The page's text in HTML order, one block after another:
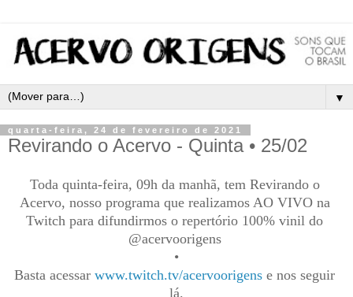
▼
quarta-feira, 24 de fevereiro de 2021
Revirando o Acervo - Quinta • 25/02
Toda quinta-feira, 09h da manhã, tem Revirando o
Acervo, nosso programa que realizamos AO VIVO na
Twitch para difundirmos o repertório 100% vinil do
@acervoorigens
•
Basta acessar www.twitch.tv/acervoorigens e nos seguir
lá.